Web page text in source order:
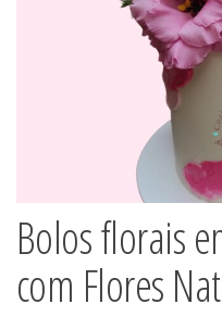
Bolos florais
com Flores